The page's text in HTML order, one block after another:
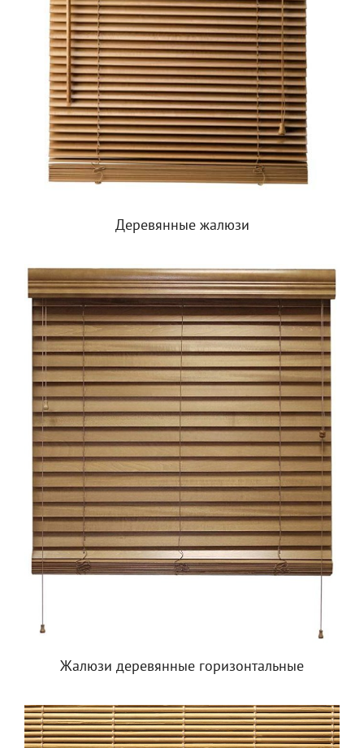
Деревянные жалюзи
Жалюзи деревянные горизонтальные